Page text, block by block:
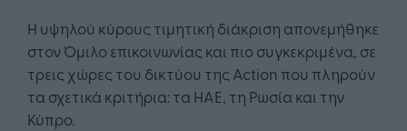
Η υψηλού κύρους τιμητική διάκριση απονεμήθηκε
στον Όμιλο επικοινωνίας και πιο συγκεκριμένα, σε
τρεις χώρες του δικτύου της Action που πληρούν
τα σχετικά κριτήρια: τα ΗΑΕ, τη Ρωσία και την
Κύπρο.